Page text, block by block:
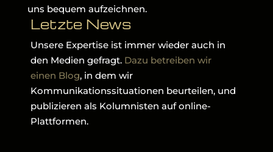
uns bequem aufzeichnen.
Letzte News
Unsere Expertise ist immer wieder auch in
den Medien gefragt. Dazu betreiben wir
einen Blog, in dem wir
Kommunikationssituationen beurteilen, und
publizieren als Kolumnisten auf online-
Plattformen.